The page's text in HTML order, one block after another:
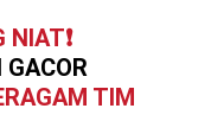
NIAT❗
TIM